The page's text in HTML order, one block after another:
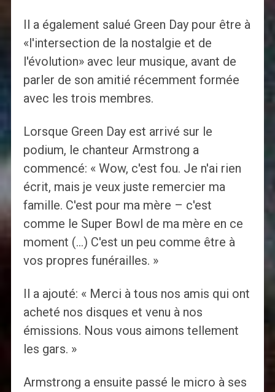
Il a également salué Green Day pour être à
«l'intersection de la nostalgie et de
l'évolution» avec leur musique, avant de
parler de son amitié récemment formée
avec les trois membres.
Lorsque Green Day est arrivé sur le
podium, le chanteur Armstrong a
commencé: « Wow, c'est fou. Je n'ai rien
écrit, mais je veux juste remercier ma
famille. C'est pour ma mère – c'est
comme le Super Bowl de ma mère en ce
moment (…) C'est un peu comme être à
vos propres funérailles. »
Il a ajouté: « Merci à tous nos amis qui ont
acheté nos disques et venu à nos
émissions. Nous vous aimons tellement
les gars. »
Armstrong a ensuite passé le micro à ses